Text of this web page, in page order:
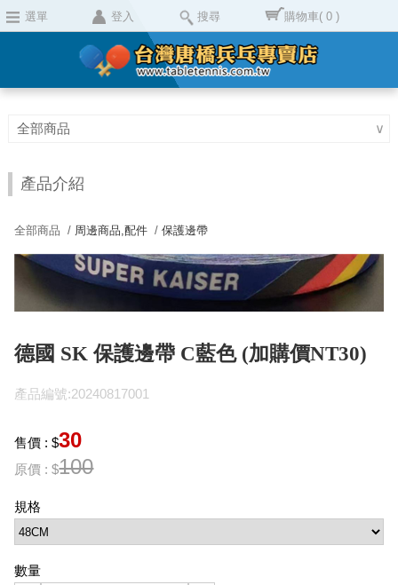
選單 登入 搜尋 購物車( 0 )
全部商品 ∨
產品介紹
全部商品 / 周邊商品,配件 /保護邊帶
德國 SK 保護邊帶 C藍色 (加購價NT30)
產品編號:20240817001
售價 : $30
原價 : $100
規格
數量